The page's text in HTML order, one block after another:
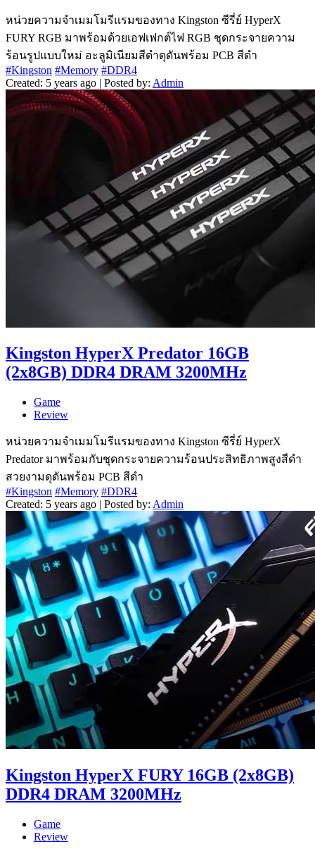
หน่วยความจำเมมโมรีแรมของทาง Kingston ซีรี่ย์ HyperX
FURY RGB มาพร้อมด้วยเอฟเฟกต์ไฟ RGB ชุดกระจายความ
ร้อนรูปแบบใหม่ อะลูมิเนียมสีดำดุดันพร้อม PCB สีดำ
#Kingston #Memory #DDR4
Created: 5 years ago | Posted by: Admin
Kingston HyperX Predator 16GB
(2x8GB) DDR4 DRAM 3200MHz
Game
Review
หน่วยความจำเมมโมรีแรมของทาง Kingston ซีรี่ย์ HyperX
Predator มาพร้อมกับชุดกระจายความร้อนประสิทธิภาพสูงสีดำ
สวยงามดุดันพร้อม PCB สีดำ
#Kingston #Memory #DDR4
Created: 5 years ago | Posted by: Admin
Kingston HyperX FURY 16GB (2x8GB)
DDR4 DRAM 3200MHz
Game
Review